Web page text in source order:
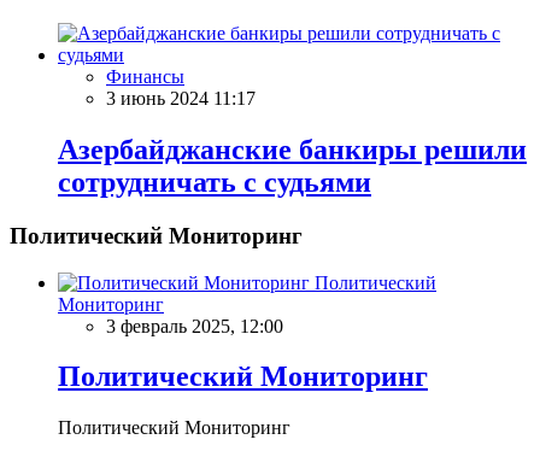
Финансы
3 июнь 2024 11:17
Азербайджанские банкиры решили
сотрудничать с судьями
Политический Мониторинг
Политический
Мониторинг
3 февраль 2025, 12:00
Политический Мониторинг
Политический Мониторинг